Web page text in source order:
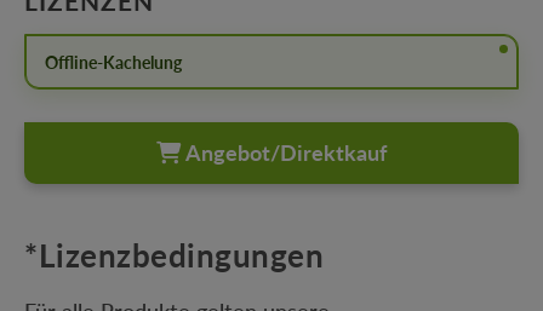
Offline-Kachelung
Angebot/Direktkauf
*Lizenzbedingungen